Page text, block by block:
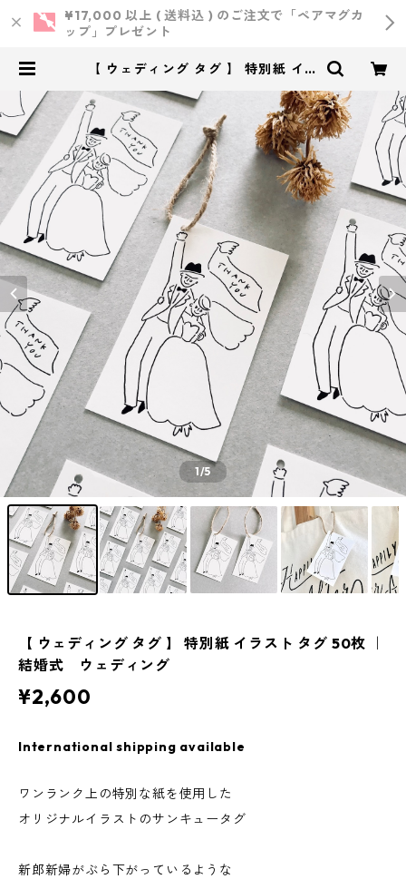
¥17,000 以上 ( 送料込 ) のご注文で「ペアマグカ
ップ」プレゼント
【 ウェディング タグ 】 特別紙 イラ
ング | 小西製作所 ｜ ウェディン
グ・結婚式・オリジナルアイテム
1/5
【 ウェディング タグ 】 特別紙 イラスト タグ 50枚 ｜
結婚式 ウェディング
¥2,600
International shipping available
ワンランク上の特別な紙を使用した
オリジナルイラストのサンキュータグ
新郎新婦がぶら下がっているような